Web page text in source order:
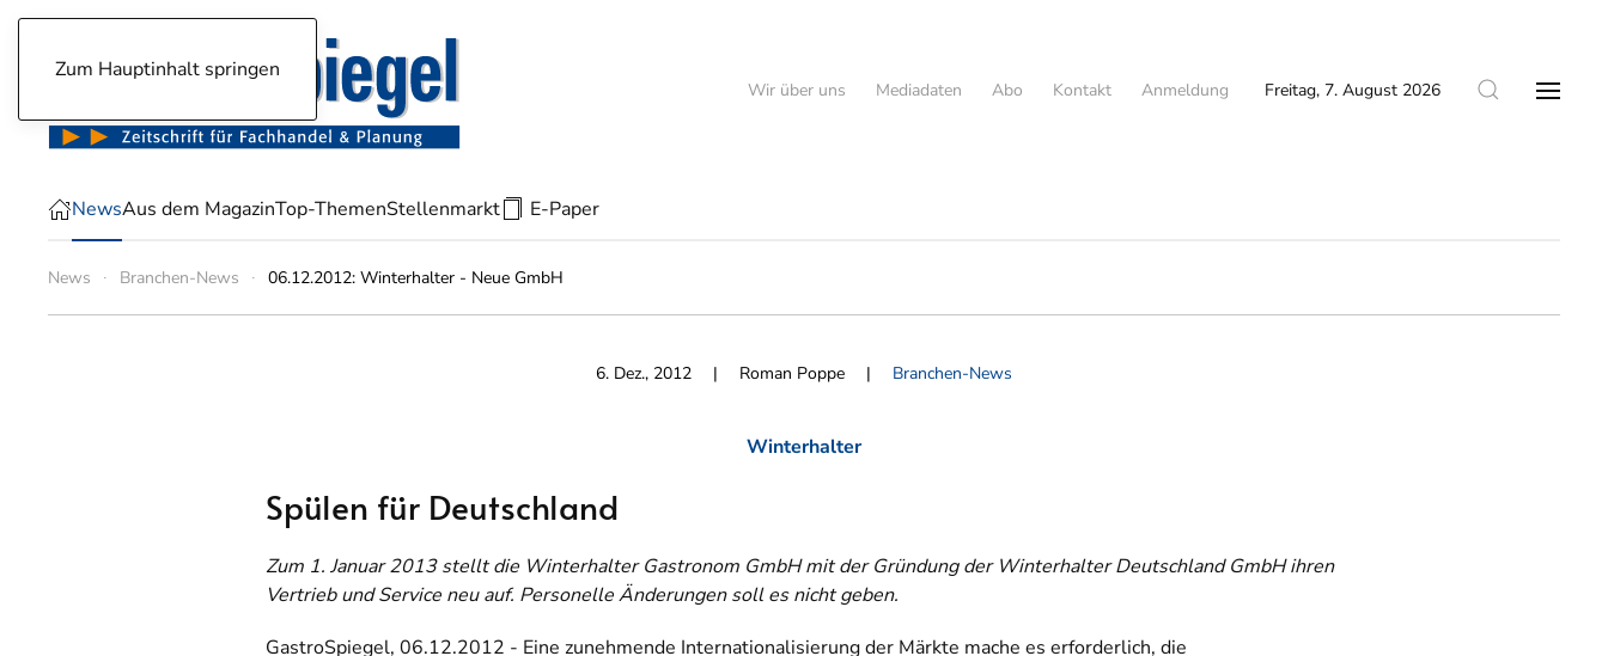
Zum Hauptinhalt springen
Wir über uns Mediadaten Abo Kontakt Anmeldung Freitag, 7. August 2026
NewsAus dem MagazinTop-ThemenStellenmarkt E-Paper
News Branchen-News 06.12.2012: Winterhalter - Neue GmbH
6. Dez., 2012 | Roman Poppe | Branchen-News
Winterhalter
Spülen für Deutschland
Zum 1. Januar 2013 stellt die Winterhalter Gastronom GmbH mit der Gründung der Winterhalter Deutschland GmbH ihren
Vertrieb und Service neu auf. Personelle Änderungen soll es nicht geben.
GastroSpiegel, 06.12.2012 - Eine zunehmende Internationalisierung der Märkte mache es erforderlich, die